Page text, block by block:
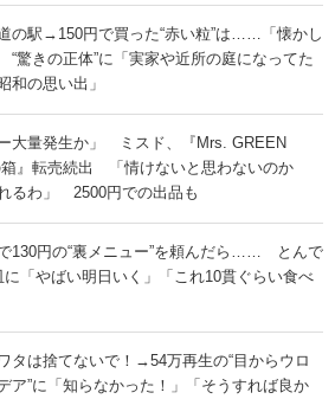
の駅→150円で買った“赤い粒”は……「懐かし
驚きの正体”に「実家や近所の庭になってた
和の思い出」
ー大量発生か」 ミスド、『Mrs. GREEN
』転売続出 「情けないと思わないのか
るわ」 2500円での出品も
130円の“裏メニュー”を頼んだら…… とんで
に「やばい明日いく」「これ10貫ぐらい食べ
タは捨てないで！→54万再生の“目からウロ
ア”に「知らなかった！」「そうすれば良か